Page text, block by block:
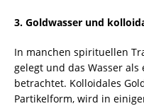
3. Goldwasser und
In manchen spirituellen
gelegt und das Wasser
betrachtet. Kolloidales
Partikelform, wird in